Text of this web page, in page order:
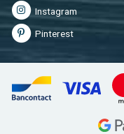
In­st­agram
Pin­te­rest